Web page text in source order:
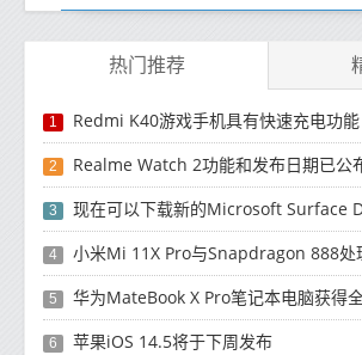
热门推荐
1 Redmi K40游戏手机具有快速充电功能
2 Realme Watch 2功能和发布日期已公
3 现在可以下载新的Microsoft Surface
4 小米Mi 11X Pro与Snapdragon 888处
5 华为MateBook X Pro笔记本电脑获得
6 苹果iOS 14.5将于下周发布